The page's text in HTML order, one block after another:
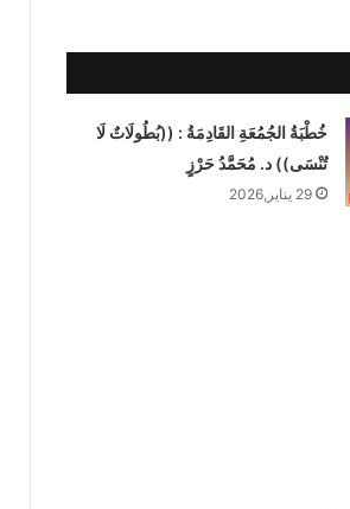
خُطْبَةُ الجُمُعَةِ القَادِمَةُ : ((بُطُولَاتٌ لَا
تُنْسَى)) د. مُحَمَّدُ حَرْزٍ
29 يناير,2026